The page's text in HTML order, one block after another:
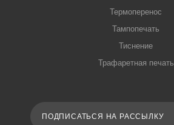
Термоперенос
Тампопечать
Тиснение
Трафаретная печать
ПОДПИСАТЬСЯ НА РАССЫЛКУ